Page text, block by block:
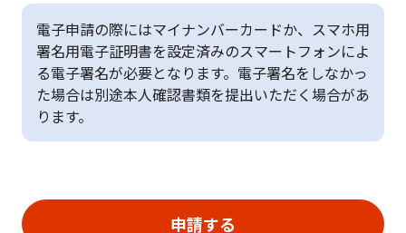
電子申請の際にはマイナンバーカードか、スマホ用
署名用電子証明書を設定済みのスマートフォンによ
る電子署名が必要となります。電子署名をしなかっ
た場合は別途本人確認書類を提出いただく場合があ
ります。